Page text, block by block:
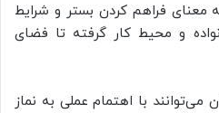
معنای فراهم کردن بستر و شرایط
و محیط کار گرفته تا فضای
می‌توانند با اهتمام عملی به نماز